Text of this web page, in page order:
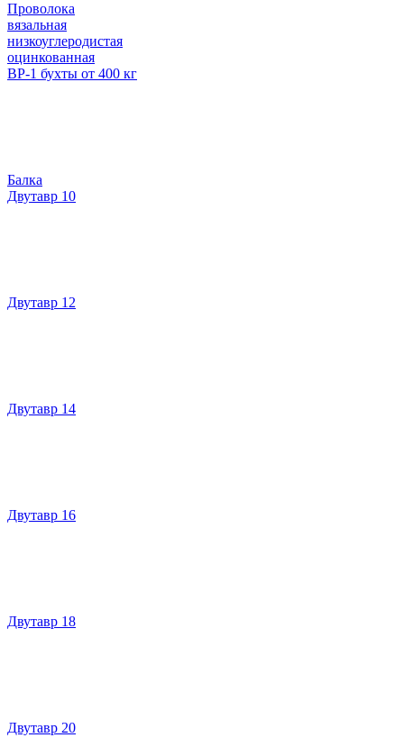
Проволока
вязальная
низкоуглеродистая
оцинкованная
ВР-1 бухты от 400 кг
Балка
Двутавр 10
Двутавр 12
Двутавр 14
Двутавр 16
Двутавр 18
Двутавр 20